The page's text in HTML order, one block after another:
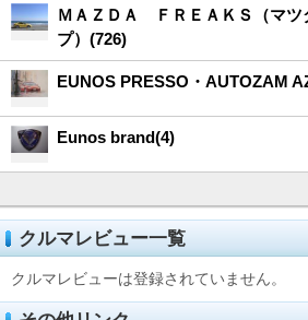
ＭＡＺＤＡ ＦＲＥＡＫＳ（マツ
プ）(726)
EUNOS PRESSO・AUTOZAM
Eunos brand(4)
クルマレビュー一覧
クルマレビューは登録されていません。